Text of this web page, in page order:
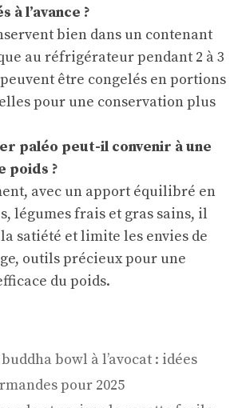
à l’avance ?
bien dans un contenant
au réfrigérateur pendant 2 à 3
être congelés en portions
pour une conservation plus
paléo peut-il convenir à une
poids ?
avec un apport équilibré en
légumes frais et gras sains, il
satiété et limite les envies de
outils précieux pour une
du poids.
bowl à l’avocat : idées
pour 2025